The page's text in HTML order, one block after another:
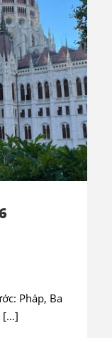
Pháp, Ba
[…]